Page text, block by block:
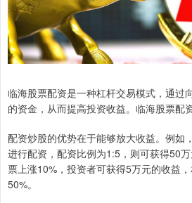
临海股票配资是一种杠杆交易模式，通过
的资金，从而提高投资收益。临海股票配
配资炒股的优势在于能够放大收益。例如
进行配资，配资比例为1:5，则可获得50
票上涨10%，投资者可获得5万元的收益
50%。